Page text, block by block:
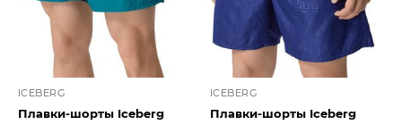
ICEBERG
Плавки-шорты Iceberg
ICEBERG
Плавки-шорты Iceberg